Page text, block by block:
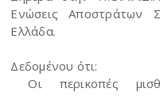
Ενώσεις Αποστράτων
Ελλάδα.
Δεδομένου ότι:
Οι περικοπές